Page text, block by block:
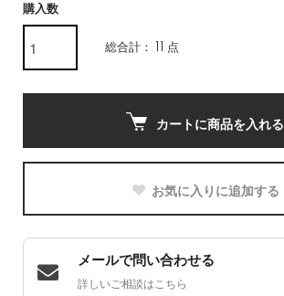
購入数
総合計： 11 点
カートに商品を入れる
お気に入りに追加する
メールで問い合わせる
詳しいご相談はこちら